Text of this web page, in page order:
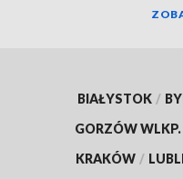
BIAŁYSTOK /
GORZÓW WLKP.
KRAKÓW /